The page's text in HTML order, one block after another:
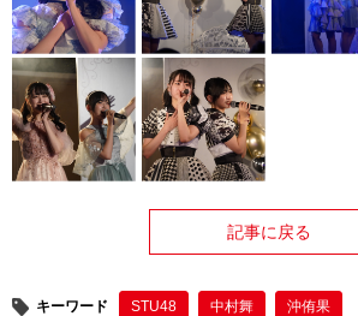
記事に戻る
キーワード STU48 中村舞 沖侑果